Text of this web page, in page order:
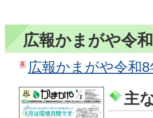
広報かまがや令
広報かまがや令和
主